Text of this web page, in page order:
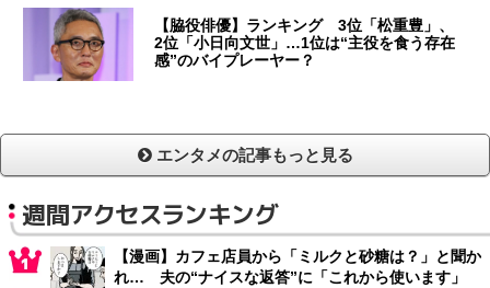
【脇役俳優】ランキング 3位「松重豊」、
2位「小日向文世」…1位は“主役を食う存在
感”のバイプレーヤー？
エンタメの記事もっと見る
週間アクセスランキング
【漫画】カフェ店員から「ミルクと砂糖は？」と聞か
れ… 夫の“ナイスな返答”に「これから使います」